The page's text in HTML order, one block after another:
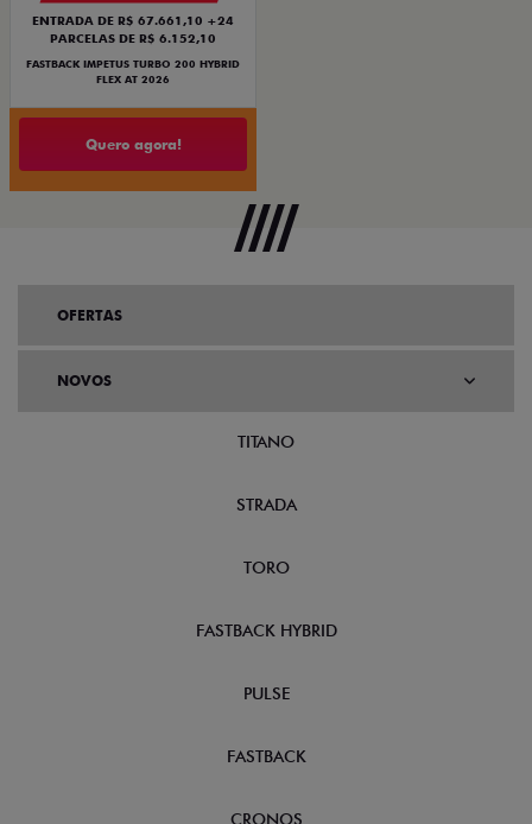
ENTRADA DE R$ 67.661,10 +24
PARCELAS DE R$ 6.152,10
FASTBACK IMPETUS TURBO 200 HYBRID
FLEX AT 2026
Quero agora!
OFERTAS
NOVOS
TITANO
STRADA
TORO
FASTBACK HYBRID
PULSE
FASTBACK
CRONOS